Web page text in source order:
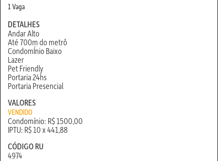
1 Vaga
DETALHES
Andar Alto
Até 700m do metrô
CondomÍnio Baixo
Lazer
Pet Friendly
Portaria 24hs
Portaria Presencial
VALORES
VENDIDO
Condomínio: R$ 1500,00
IPTU: R$ 10 x 441,88
CÓDIGO RU
4974